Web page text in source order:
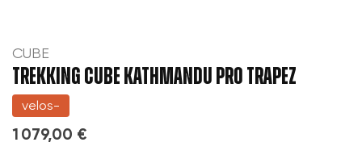
CUBE
TREKKING CUBE KATHMANDU PRO TRAPEZ
velos-
1 079,00 €